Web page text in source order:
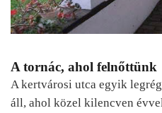
A tornác, ahol felnőttünk
A kertvárosi utca egyik
áll, ahol közel kilencven